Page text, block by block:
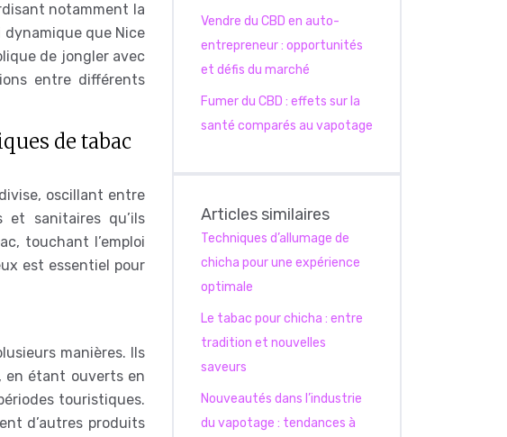
notamment la
que Nice
de jongler avec
entre différents
de tabac
oscillant entre
et sanitaires qu’ils
touchant l’emploi
est essentiel pour
manières. Ils
en étant ouverts en
touristiques.
d’autres produits
Vendre du CBD en auto-
entrepreneur : opportunités
et défis du marché
Fumer du CBD : effets sur la
santé comparés au vapotage
Articles similaires
Techniques d’allumage de
chicha pour une expérience
optimale
Le tabac pour chicha : entre
tradition et nouvelles
saveurs
Nouveautés dans l’industrie
du vapotage : tendances à